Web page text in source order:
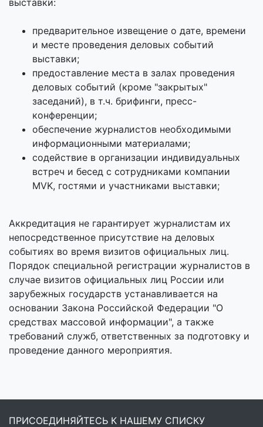
выставки:
предварительное извещение о дате, времени
и месте проведения деловых событий
выставки;
предоставление места в залах проведения
деловых событий (кроме "закрытых"
заседаний), в т.ч. брифинги, пресс-
конференции;
обеспечение журналистов необходимыми
информационными материалами;
содействие в организации индивидуальных
встреч и бесед с сотрудниками компании
MVK, гостями и участниками выставки;
Аккредитация не гарантирует журналистам их
непосредственное присутствие на деловых
событиях во время визитов официальных лиц.
Порядок специальной регистрации журналистов в
случае визитов официальных лиц России или
зарубежных государств устанавливается на
основании Закона Российской Федерации "О
средствах массовой информации", а также
требований служб, ответственных за подготовку и
проведение данного мероприятия.
ПРИСОЕДИНЯЙТЕСЬ К НАШЕМУ СПИСКУ